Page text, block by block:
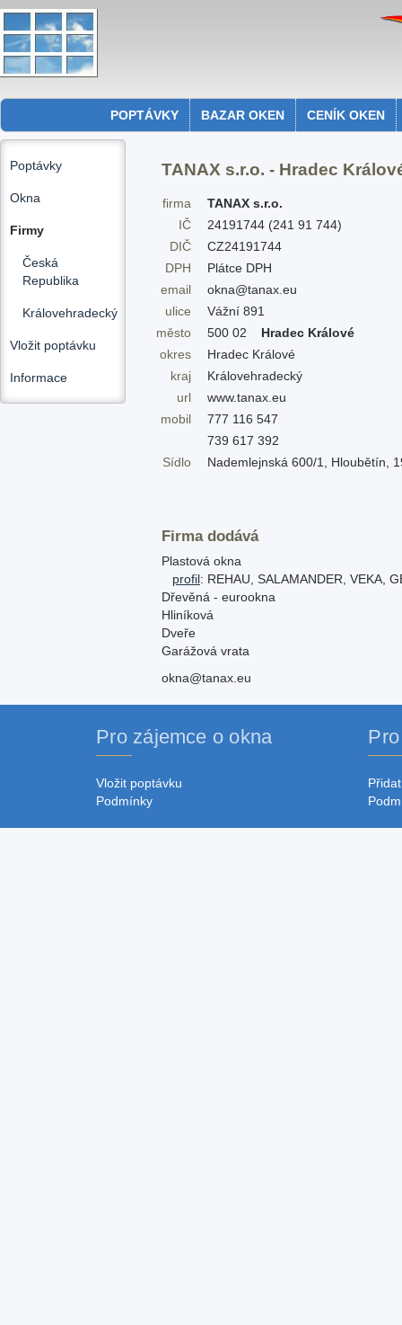
POPTÁVKY BAZAR OKEN CENÍK OKEN
Poptávky
Okna
Firmy
Česká
Republika
Královehradecký
Vložit poptávku
Informace
TANAX s.r.o. - Hradec
firma
TANAX s.r.o.
IČ
24191744 (241 91 744)
DIČ
CZ24191744
DPH
Plátce DPH
email
okna@tanax.eu
ulice
Vážní 891
město
500 02 Hradec Králové
okres
Hradec Králové
kraj
Královehradecký
url
www.tanax.eu
mobil
777 116 547
739 617 392
Sídlo
Nademlejnská 600/1, Hloubětín,
Firma dodává
Plastová okna
profil: REHAU, SALAMANDER, VEKA,
Dřevěná - eurookna
Hliníková
Dveře
Garážová vrata
okna@tanax.eu
Pro zájemce o okna
Vložit poptávku
Podmínky